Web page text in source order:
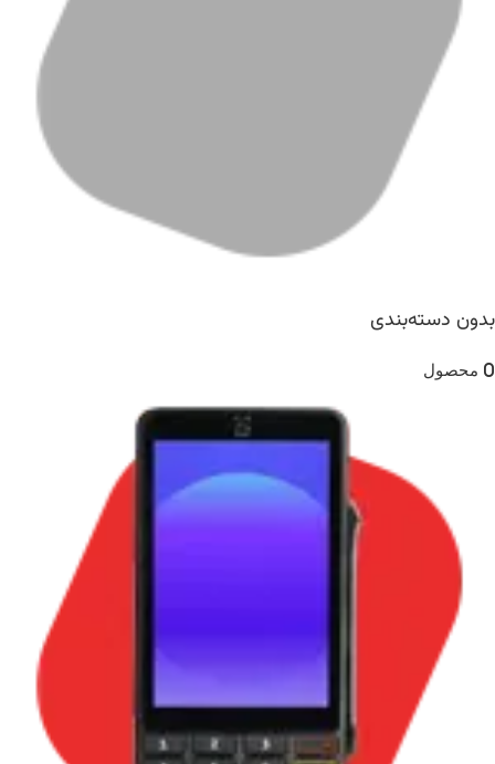
بدون دسته‌بندی
0 محصول